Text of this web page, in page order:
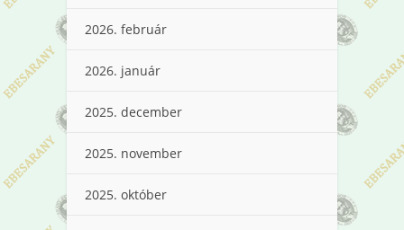
2026. február
2026. január
2025. december
2025. november
2025. október